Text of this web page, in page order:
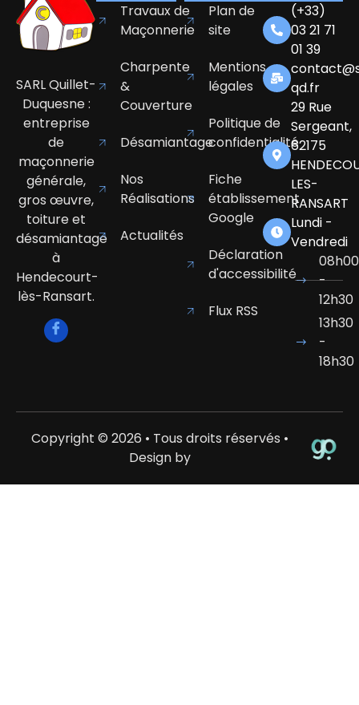
SARL Quillet-
Duquesne :
entreprise
de
maçonnerie
générale,
gros œuvre,
toiture et
désamiantage
à
Hendecourt-
lès-Ransart.
Travaux de
Maçonnerie
Charpente
&
Couverture
Désamiantage
Nos
Réalisations
Actualités
Plan de
site
Mentions
légales
Politique de
confidentialité
Fiche
établissement
Google
Déclaration
d'accessibilité
Flux RSS
(+33)
03 21 71
01 39
qd.fr
29 Rue
Sergeant,
62175
LES-
RANSART
Lundi -
Vendredi
08h00
-
12h30
13h30
-
18h30
Copyright © 2026 • Tous droits réservés •
Design by